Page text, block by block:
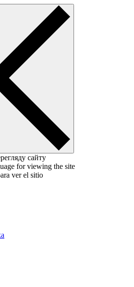
сайту
for viewing the site
ver el sitio